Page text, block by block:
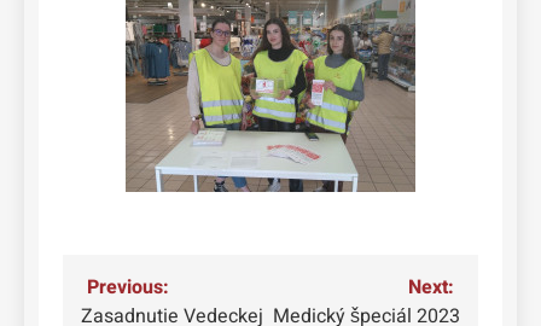
Navigácia
Previous:
Zasadnutie Vedeckej
Next:
Medický špeciál 2023